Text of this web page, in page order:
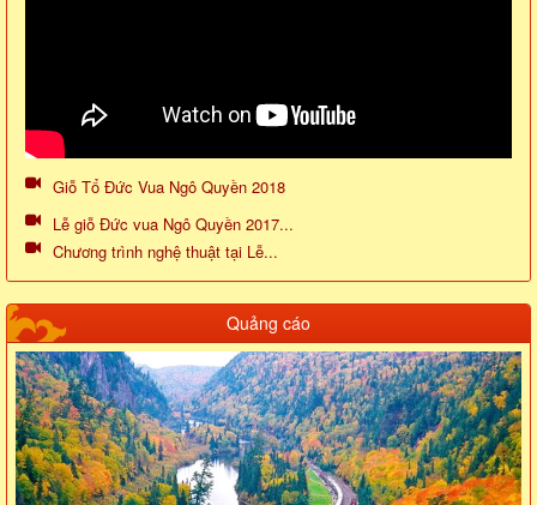
Giỗ Tổ Đức Vua Ngô Quyền 2018
Lễ giỗ Đức vua Ngô Quyền 2017...
Chương trình nghệ thuật tại Lễ...
Quảng cáo